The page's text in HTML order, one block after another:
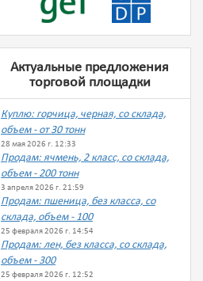
Актуальные предложения
торговой площадки
Куплю: горчица, черная, со склада,
объем - от 30 тонн
28 мая 2026 г. 12:33
Продам: ячмень, 2 класс, со склада,
объем - 200 тонн
3 апреля 2026 г. 21:59
Продам: пшеница, без класса, со
склада, объем - 100
25 февраля 2026 г. 14:54
Продам: лен, без класса, со склада,
объем - 300
25 февраля 2026 г. 12:52